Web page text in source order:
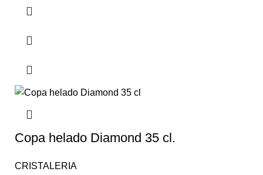
Copa helado Diamond 35 cl.
CRISTALERIA